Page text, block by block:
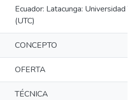
Ecuador: Latacunga: Universidad
(UTC)
CONCEPTO
OFERTA
TÉCNICA